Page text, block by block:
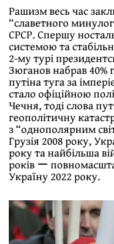
Рашизм весь час
“славетного
СРСР. Спершу
системою та
2-му турі
Зюганов набрав 40%
путіна туга за
стало офіційною
Чечня, тоді слова
геополітичну
з “однополярним
Грузія 2008 року,
року та найбільша
років ー
Україну 2022 року.